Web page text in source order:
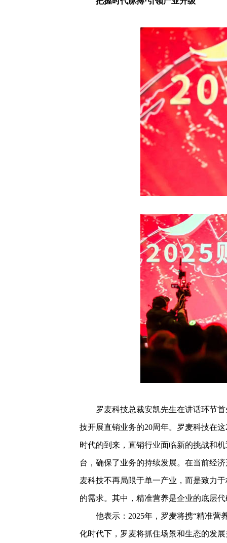
罗麦科技总裁安凯先生在讲话环节首
技开展直销业务的20周年。罗麦科技在
时代的到来，直销行业面临新的挑战和
台，确保了业务的持续发展。在当前经
麦科技不再局限于单一产业，而是致力
的需求。其中，精准营养是企业的底层
他表示：2025年，罗麦将携“精准营
化时代下，罗麦将抓住场景和生态的发